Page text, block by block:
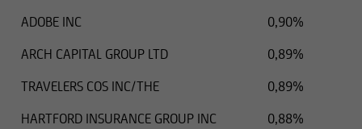
ADOBE INC
0,90%
ARCH CAPITAL GROUP LTD
0,89%
TRAVELERS COS INC/THE
0,89%
HARTFORD INSURANCE GROUP INC
0,88%